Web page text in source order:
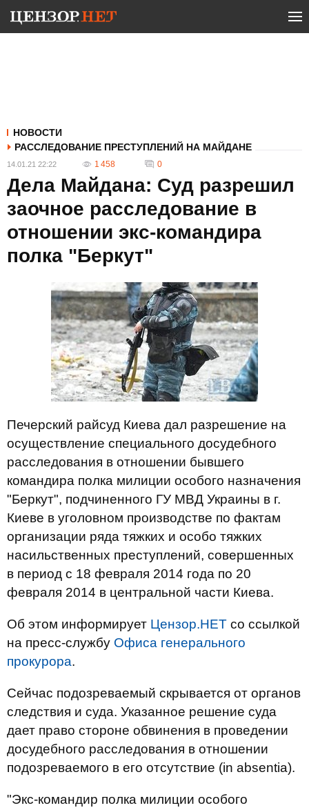
НОВОСТИ
РАССЛЕДОВАНИЕ ПРЕСТУПЛЕНИЙ НА МАЙДАНЕ
14.01.21 22:22 1 458 0
Дела Майдана: Суд разрешил
заочное расследование в
отношении экс-командира
полка "Беркут"
Печерский райсуд Киева дал разрешение на
осуществление специального досудебного
расследования в отношении бывшего
командира полка милиции особого назначения
"Беркут", подчиненного ГУ МВД Украины в г.
Киеве в уголовном производстве по фактам
организации ряда тяжких и особо тяжких
насильственных преступлений, совершенных
в период с 18 февраля 2014 года по 20
февраля 2014 в центральной части Киева.
Об этом информирует Цензор.НЕТ со ссылкой
на пресс-службу Офиса генерального
прокурора.
Сейчас подозреваемый скрывается от органов
следствия и суда. Указанное решение суда
дает право стороне обвинения в проведении
досудебного расследования в отношении
подозреваемого в его отсутствие (in absentia).
"Экс-командир полка милиции особого